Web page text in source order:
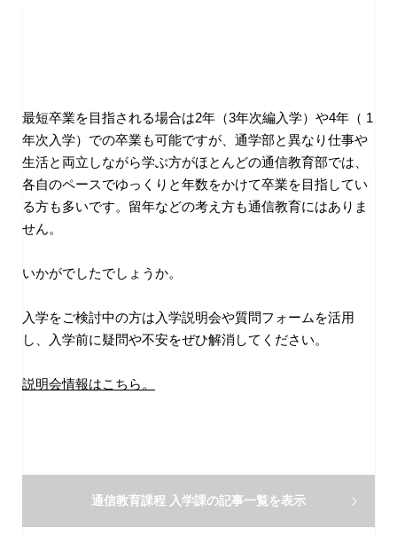
最短卒業を目指される場合は2年（3年次編入学）や4年（ 1
年次入学）での卒業も可能ですが、通学部と異なり仕事や
生活と両立しながら学ぶ方がほとんどの通信教育部では、
各自のペースでゆっくりと年数をかけて卒業を目指してい
る方も多いです。留年などの考え方も通信教育にはありま
せん。
いかがでしたでしょうか。
入学をご検討中の方は入学説明会や質問フォームを活用
し、入学前に疑問や不安をぜひ解消してください。
説明会情報はこちら。
通信教育課程 入学課の記事一覧を表示